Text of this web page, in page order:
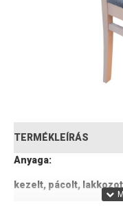
TERMÉKLEÍRÁS
Anyaga:
kezelt, pácolt,